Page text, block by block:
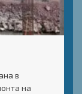
в
на